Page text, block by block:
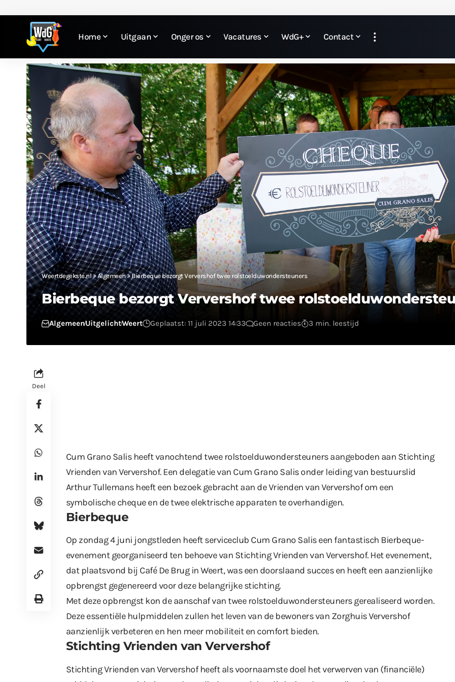
Home Uitgaan Onger os Vacatures WdG+ Contact
Weertdegekste.nl>Algemeen>Bierbeque bezorgt Ververshof twee rolstoelduwondersteuners
Bierbeque bezorgt Ververshof twee
AlgemeenUitgelichtWeert Geplaatst: 11 juli 2023 14:33 Geen reacties 3 min. leestijd
Deel
Cum Grano Salis heeft vanochtend twee rolstoelduwondersteuners aangeboden aan Stichting
Vrienden van Ververshof. Een delegatie van Cum Grano Salis onder leiding van bestuurslid
Arthur Tullemans heeft een bezoek gebracht aan de Vrienden van Ververshof om een
symbolische cheque en de twee elektrische apparaten te overhandigen.
Bierbeque
Op zondag 4 juni jongstleden heeft serviceclub Cum Grano Salis een fantastisch Bierbeque-
evenement georganiseerd ten behoeve van Stichting Vrienden van Ververshof. Het evenement,
dat plaatsvond bij Café De Brug in Weert, was een doorslaand succes en heeft een aanzienlijke
opbrengst gegenereerd voor deze belangrijke stichting.
Met deze opbrengst kon de aanschaf van twee rolstoelduwondersteuners gerealiseerd worden.
Deze essentiële hulpmiddelen zullen het leven van de bewoners van Zorghuis Ververshof
aanzienlijk verbeteren en hen meer mobiliteit en comfort bieden.
Stichting Vrienden van Ververshof
Stichting Vrienden van Ververshof heeft als voornaamste doel het verwerven van (financiële)